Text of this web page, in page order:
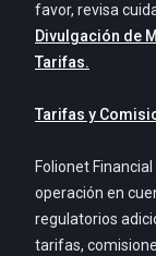
favor, revisa
Divulgación de
Tarifas.
Tarifas y
Folionet
operación en
regulatorios
tarifas,